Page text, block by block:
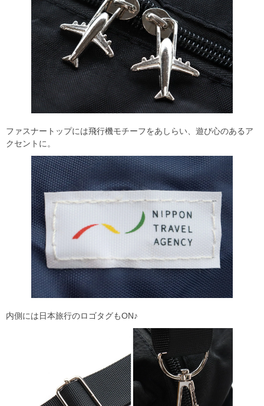
ファスナートップには飛行機モチーフをあしらい、遊び心のあるア
クセントに。
内側には日本旅行のロゴタグもON♪